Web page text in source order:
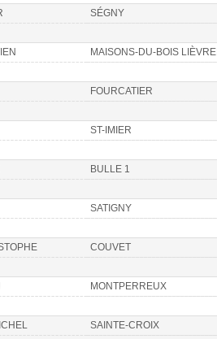
SÉGNY
MAISONS-DU-BOIS
FOURCATIER
ST-IMIER
BULLE 1
SATIGNY
COUVET
MONTPERREUX
SAINTE-CROIX